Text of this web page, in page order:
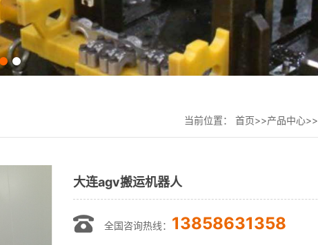
当前位置： 首页>>产品中心>>
大连agv搬运机器人
全国咨询热线： 13858631358